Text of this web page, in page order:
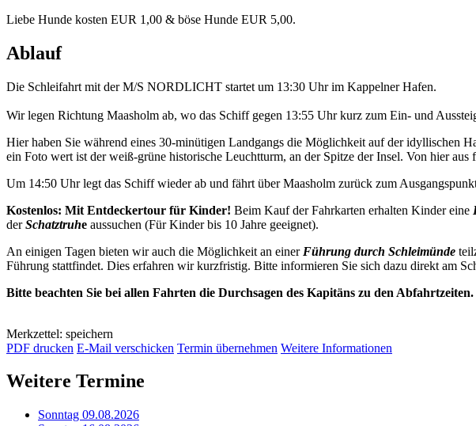
Liebe Hunde kosten EUR 1,00 & böse Hunde EUR 5,00.
Ablauf
Die Schleifahrt mit der M/S NORDLICHT startet um 13:30 Uhr im Kappelner Hafen.
Wir legen Richtung Maasholm ab, wo das Schiff gegen 13:55 Uhr kurz zum Ein- und
Hier haben Sie während eines 30-minütigen Landgangs die Möglichkeit auf der idyllischen
ein Foto wert ist der weiß-grüne historische Leuchtturm, an der Spitze der Insel. Von hier
Um 14:50 Uhr legt das Schiff wieder ab und fährt über Maasholm zurück zum
Kostenlos: Mit Entdeckertour für Kinder! Beim Kauf der Fahrkarten erhalten Kinder eine
der Schatztruhe aussuchen (Für Kinder bis 10 Jahre geeignet).
An einigen Tagen bieten wir auch die Möglichkeit an einer Führung durch Schleimünde
Führung stattfindet. Dies erfahren wir kurzfristig. Bitte informieren Sie sich dazu direkt am
Bitte beachten Sie bei allen Fahrten die Durchsagen des Kapitäns zu den
Merkzettel: speichern
PDF drucken E-Mail verschicken Termin übernehmen Weitere Informationen
Weitere Termine
Sonntag 09.08.2026